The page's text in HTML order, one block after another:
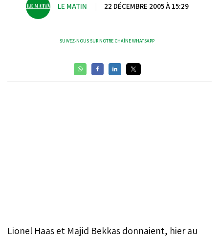
LE MATIN 22 DÉCEMBRE 2005 À 15:29
SUIVEZ-NOUS SUR NOTRE CHAÎNE WHATSAPP
Lionel Haas et Majid Bekkas donnaient, hier au